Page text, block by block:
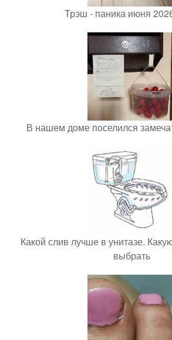
Трэш - паника июня
В нашем доме поселился
Какой слив лучше в унитазе.
выбрать